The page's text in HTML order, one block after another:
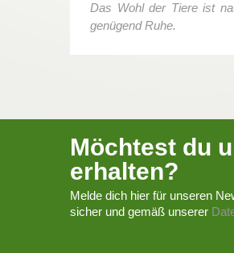
Das Wohl der Tiere ist
genügend Ruhe.
Möchtest du
erhalten?
Melde dich hier für unseren
sicher und gemäß unserer